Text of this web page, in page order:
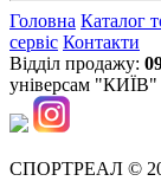
Головна Каталог
сервіс Контакти
Відділ продажу:
універсам "КИЇВ"
СПОРТРЕАЛ ©